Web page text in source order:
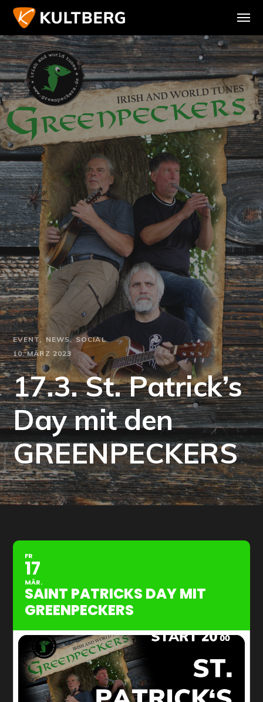
EVENT NEWS
SOCIAL
10. MÄRZ 2023
17.3. St. Patrick’s
Day mit den
GREENPECKERS
FR
17
MÄR.
SAINT PATRICKS DAY MIT
GREENPECKERS